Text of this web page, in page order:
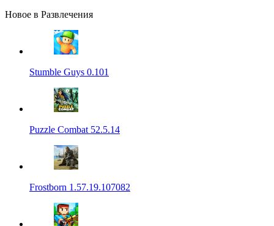
Новое в Развлечения
Stumble Guys 0.101
Puzzle Combat 52.5.14
Frostborn 1.57.19.107082